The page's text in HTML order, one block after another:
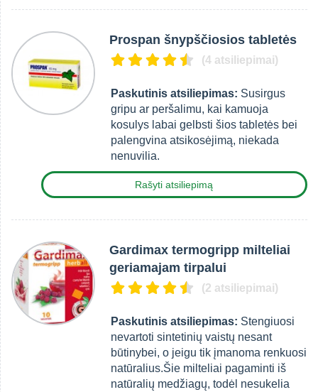
Prospan šnypščiosios tabletės
(4 atsiliepimai)
Paskutinis atsiliepimas: Susirgus
gripu ar peršalimu, kai kamuoja
kosulys labai gelbsti šios tabletės bei
palengvina atsikosėjimą, niekada
nenuvilia.
Rašyti atsiliepimą
Gardimax termogripp milteliai
geriamajam tirpalui
(2 atsiliepimai)
Paskutinis atsiliepimas: Stengiuosi
nevartoti sintetinių vaistų nesant
būtinybei, o jeigu tik įmanoma renkuosi
natūralius.Šie milteliai pagaminti iš
natūralių medžiagų, todėl nesukelia